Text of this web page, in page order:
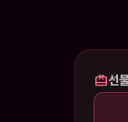
redeem선